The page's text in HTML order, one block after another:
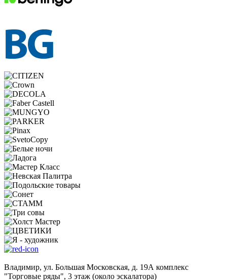
Владимир, ул. Большая Московская, д. 19А комплекс
"Торговые ряды", 3 этаж (около эскалатора)